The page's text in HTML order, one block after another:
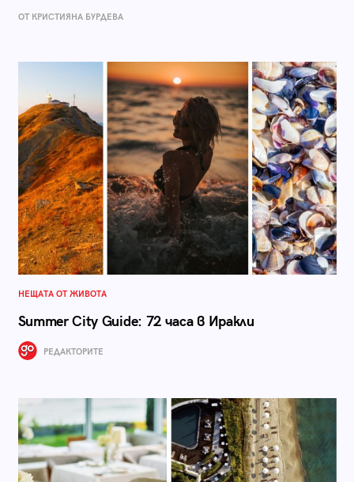
ОТ КРИСТИЯНА БУРДЕВА
НЕЩАТА ОТ ЖИВОТА
Summer City Guide: 72 часа в Иракли
РЕДАКТОРИТЕ